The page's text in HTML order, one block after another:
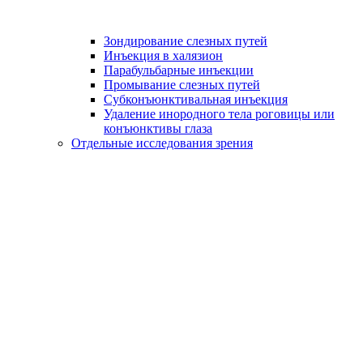
Зондирование слезных путей
Инъекция в халязион
Парабульбарные инъекции
Промывание слезных путей
Субконъюнктивальная инъекция
Удаление инородного тела роговицы или
конъюнктивы глаза
Отдельные исследования зрения